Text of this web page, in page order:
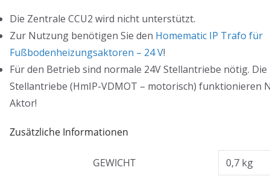
Die Zentrale CCU2 wird nicht unterstützt.
Zur Nutzung benötigen Sie den Homematic IP Trafo für
Fußbodenheizungsaktoren – 24 V!
Für den Betrieb sind normale 24V Stellantriebe nötig. Die
Stellantriebe (HmIP-VDMOT – motorisch) funktionieren
Aktor!
Zusätzliche Informationen
GEWICHT 0,7 kg